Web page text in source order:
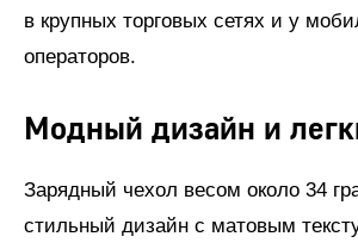
в крупных торговых сетях и у
операторов.
Модный дизайн и
Зарядный чехол весом около 34
стильный дизайн с матовым